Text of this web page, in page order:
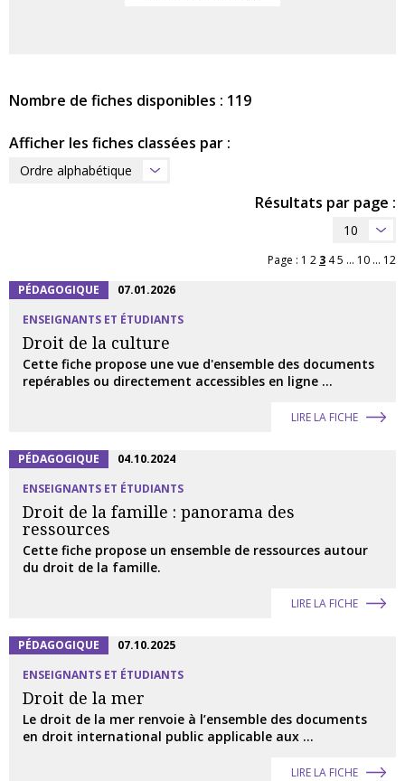
Nombre de fiches disponibles : 119
Afficher les fiches classées par :
Ordre alphabétique
Résultats par page :
10
Page : 1 2 3 45 ... 10 ... 12
PÉDAGOGIQUE
07.01.2026
ENSEIGNANTS ET ÉTUDIANTS
Droit de la culture
Cette fiche propose une vue d'ensemble des documents
repérables ou directement accessibles en ligne ...
LIRE LA FICHE
PÉDAGOGIQUE
04.10.2024
ENSEIGNANTS ET ÉTUDIANTS
Droit de la famille : panorama des
ressources
Cette fiche propose un ensemble de ressources autour
du droit de la famille.
LIRE LA FICHE
PÉDAGOGIQUE
07.10.2025
ENSEIGNANTS ET ÉTUDIANTS
Droit de la mer
Le droit de la mer renvoie à l’ensemble des documents
en droit international public applicable aux ...
LIRE LA FICHE